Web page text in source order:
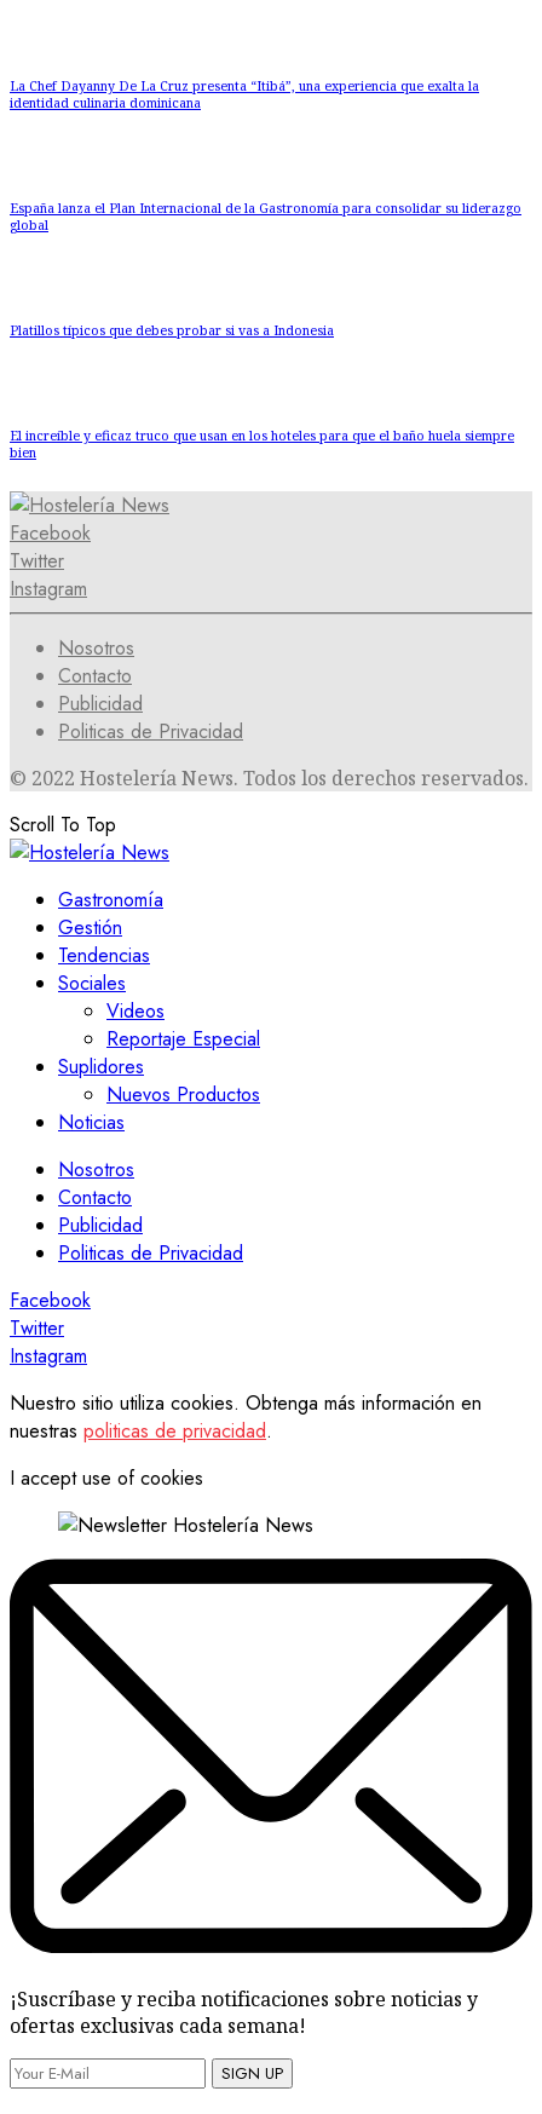
La Chef Dayanny De La Cruz presenta “Itibá”, una experiencia que exalta la
identidad culinaria dominicana
España lanza el Plan Internacional de la Gastronomía para consolidar su liderazgo
global
Platillos típicos que debes probar si vas a Indonesia
El increíble y eficaz truco que usan en los hoteles para que el baño huela siempre
bien
Facebook
Twitter
Instagram
Nosotros
Contacto
Publicidad
Politicas de Privacidad
© 2022 Hostelería News. Todos los derechos reservados.
Scroll To Top
Gastronomía
Gestión
Tendencias
Sociales
Videos
Reportaje Especial
Suplidores
Nuevos Productos
Noticias
Nosotros
Contacto
Publicidad
Politicas de Privacidad
Facebook
Twitter
Instagram
Nuestro sitio utiliza cookies. Obtenga más información en
nuestras politicas de privacidad.
I accept use of cookies
¡Suscríbase y reciba notificaciones sobre noticias y
ofertas exclusivas cada semana!
SIGN UP